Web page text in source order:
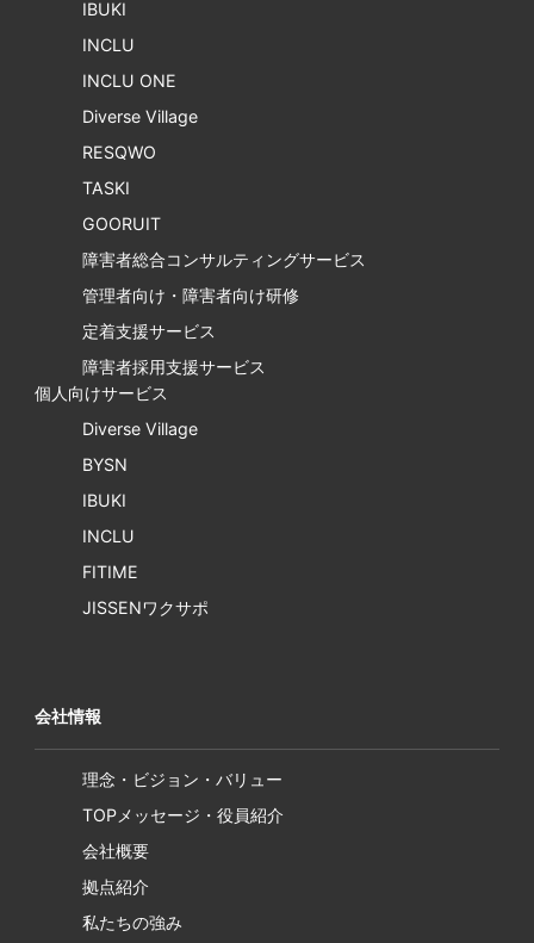
IBUKI
INCLU
INCLU ONE
Diverse Village
RESQWO
TASKI
GOORUIT
障害者総合コンサルティングサービス
管理者向け・障害者向け研修
定着支援サービス
障害者採用支援サービス
個人向けサービス
Diverse Village
BYSN
IBUKI
INCLU
FITIME
JISSENワクサポ
会社情報
理念・ビジョン・バリュー
TOPメッセージ・役員紹介
会社概要
拠点紹介
私たちの強み